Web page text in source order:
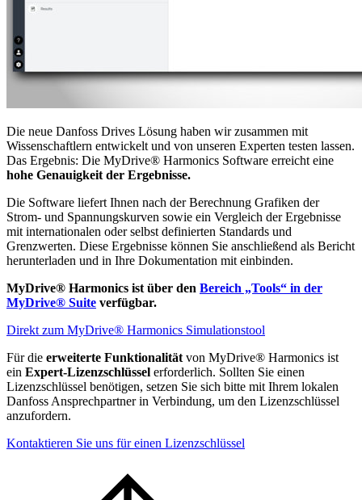
Die neue Danfoss Drives Lösung haben wir zusammen mit
Wissenschaftlern entwickelt und von unseren Experten testen lassen.
Das Ergebnis: Die MyDrive® Harmonics Software erreicht eine
hohe Genauigkeit der Ergebnisse.
Die Software liefert Ihnen nach der Berechnung Grafiken der
Strom- und Spannungskurven sowie ein Vergleich der Ergebnisse
mit internationalen oder selbst definierten Standards und
Grenzwerten. Diese Ergebnisse können Sie anschließend als Bericht
herunterladen und in Ihre Dokumentation mit einbinden.
MyDrive® Harmonics ist über den Bereich „Tools“ in der
MyDrive® Suite verfügbar.
Direkt zum MyDrive® Harmonics Simulationstool
Für die erweiterte Funktionalität von MyDrive® Harmonics ist
ein Expert-Lizenzschlüssel erforderlich. Sollten Sie einen
Lizenzschlüssel benötigen, setzen Sie sich bitte mit Ihrem lokalen
Danfoss Ansprechpartner in Verbindung, um den Lizenzschlüssel
anzufordern.
Kontaktieren Sie uns für einen Lizenzschlüssel